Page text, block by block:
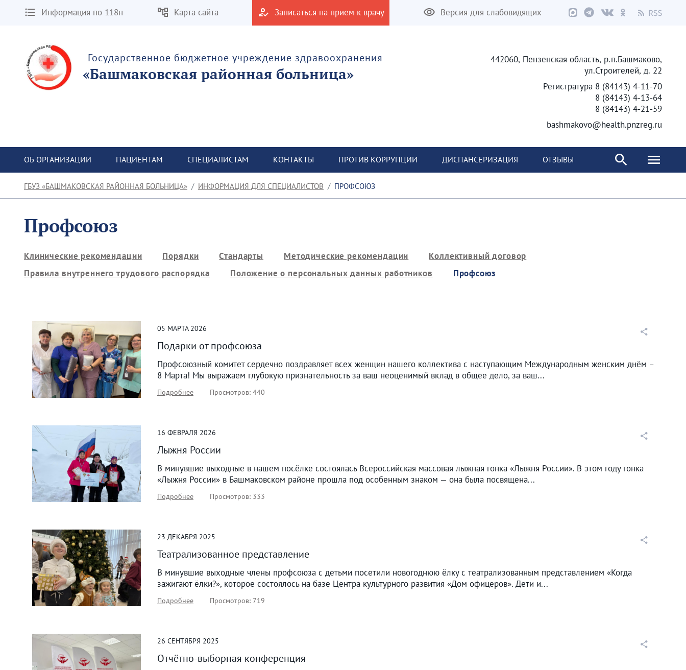
Информация по 118н Карта сайта Записаться на прием к врачу Версия для слабовидящих
Государственное бюджетное учреждение здравоохранения
«Башмаковская районная больница»
442060, Пензенская область, р.п.Башмаково,
ул.Строителей, д. 22
Регистратура 8 (84143) 4-11-70
8 (84143) 4-13-64
8 (84143) 4-21-59
bashmakovo@health.pnzreg.ru
ОБ ОРГАНИЗАЦИИ ПАЦИЕНТАМ СПЕЦИАЛИСТАМ КОНТАКТЫ ПРОТИВ КОРРУПЦИИ ДИСПАНСЕРИЗАЦИЯ ОТЗЫВЫ
ГБУЗ «БАШМАКОВСКАЯ РАЙОННАЯ БОЛЬНИЦА» ИНФОРМАЦИЯ ДЛЯ СПЕЦИАЛИСТОВ ПРОФСОЮЗ
Профсоюз
Клинические рекомендации Порядки Стандарты Методические рекомендации
Коллективный договор
Правила внутреннего трудового распорядка
Положение о персональных данных работников Профсоюз
05 МАРТА 2026
Подарки от профсоюза
Профсоюзный комитет сердечно поздравляет всех женщин нашего коллектива с наступающим Международным женским днём –
8 Марта! Мы выражаем глубокую признательность за ваш неоценимый вклад в общее дело, за ваш...
Подробнее Просмотров: 440
16 ФЕВРАЛЯ 2026
Лыжня России
В минувшие выходные в нашем посёлке состоялась Всероссийская массовая лыжная гонка «Лыжня России». В этом году гонка
«Лыжня России» в Башмаковском районе прошла под особенным знаком — она была посвящена...
Подробнее Просмотров: 333
23 ДЕКАБРЯ 2025
Театрализованное представление
В минувшие выходные члены профсоюза с детьми посетили новогоднюю ёлку с театрализованным представлением «Когда
зажигают ёлки?», которое состоялось на базе Центра культурного развития «Дом офицеров». Дети и...
Подробнее Просмотров: 719
26 СЕНТЯБРЯ 2025
Отчётно-выборная конференция